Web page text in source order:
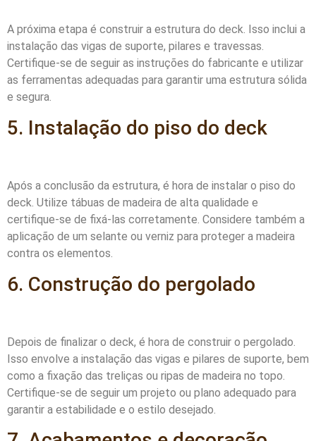
A próxima etapa é construir a estrutura do deck. Isso inclui a
instalação das vigas de suporte, pilares e travessas.
Certifique-se de seguir as instruções do fabricante e utilizar
as ferramentas adequadas para garantir uma estrutura sólida
e segura.
5. Instalação do piso do deck
Após a conclusão da estrutura, é hora de instalar o piso do
deck. Utilize tábuas de madeira de alta qualidade e
certifique-se de fixá-las corretamente. Considere também a
aplicação de um selante ou verniz para proteger a madeira
contra os elementos.
6. Construção do pergolado
Depois de finalizar o deck, é hora de construir o pergolado.
Isso envolve a instalação das vigas e pilares de suporte, bem
como a fixação das treliças ou ripas de madeira no topo.
Certifique-se de seguir um projeto ou plano adequado para
garantir a estabilidade e o estilo desejado.